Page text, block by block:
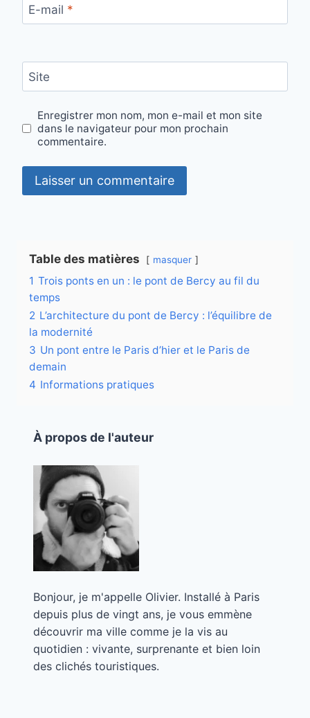
E-mail *
Site
Enregistrer mon nom, mon e-mail et mon site
dans le navigateur pour mon prochain
commentaire.
Table des matières masquer
1 Trois ponts en un : le pont de Bercy au fil du
temps
2 L’architecture du pont de Bercy : l’équilibre de
la modernité
3 Un pont entre le Paris d’hier et le Paris de
demain
4 Informations pratiques
À propos de l'auteur
Bonjour, je m'appelle Olivier. Installé à Paris
depuis plus de vingt ans, je vous emmène
découvrir ma ville comme je la vis au
quotidien : vivante, surprenante et bien loin
des clichés touristiques.